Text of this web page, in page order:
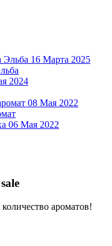
16 Марта 2025
2024
08 Мая 2022
06 Мая 2022
ароматов!